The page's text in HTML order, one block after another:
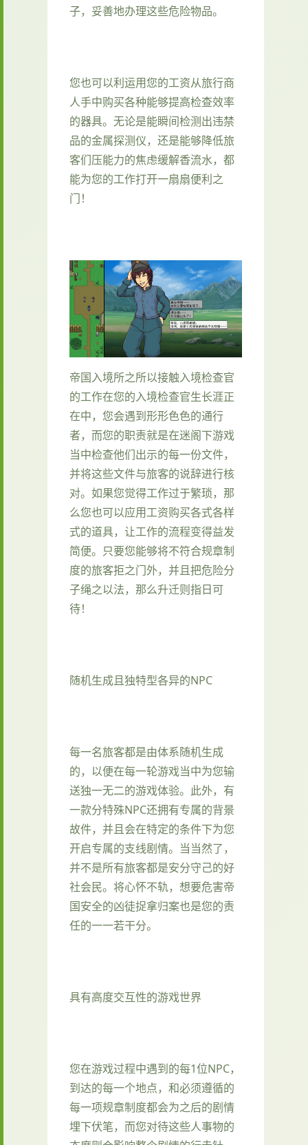
子，妥善地办理这些危险物品。
您也可以利运用您的工资从旅行商
人手中购买各种能够提高检查效率
的器具。无论是能瞬间检测出违禁
品的金属探测仪，还是能够降低旅
客们压能力的焦虑缓解香流水，都
能为您的工作打开一扇扇便利之
门！
帝国入境所之所以接触入境检查官
的工作在您的入境检查官生长涯正
在中，您会遇到形形色色的通行
者，而您的职责就是在迷阁下游戏
当中检查他们出示的每一份文件，
并将这些文件与旅客的说辞进行核
对。如果您觉得工作过于繁琐，那
么您也可以应用工资购买各式各样
式的道具，让工作的流程变得益发
简便。只要您能够将不符合规章制
度的旅客拒之门外，并且把危险分
子绳之以法，那么升迁则指日可
待！
随机生成且独特型各异的NPC
每一名旅客都是由体系随机生成
的，以便在每一轮游戏当中为您输
送独一无二的游戏体验。此外，有
一款分特殊NPC还拥有专属的背景
故件，并且会在特定的条件下为您
开启专属的支线剧情。当当然了，
并不是所有旅客都是安分守己的好
社会民。将心怀不轨，想要危害帝
国安全的凶徒捉拿归案也是您的责
任的一一若干分。
具有高度交互性的游戏世界
您在游戏过程中遇到的每1位NPC，
到达的每一个地点，和必须遵循的
每一项规章制度都会为之后的剧情
埋下伏笔，而您对待这些人事物的